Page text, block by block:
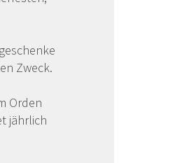
Zweck.
Orden
jährlich